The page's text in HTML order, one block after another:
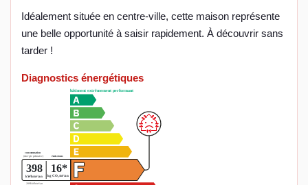
Idéalement située en centre-ville, cette maison représente
une belle opportunité à saisir rapidement. À découvrir sans
tarder !
Diagnostics énergétiques